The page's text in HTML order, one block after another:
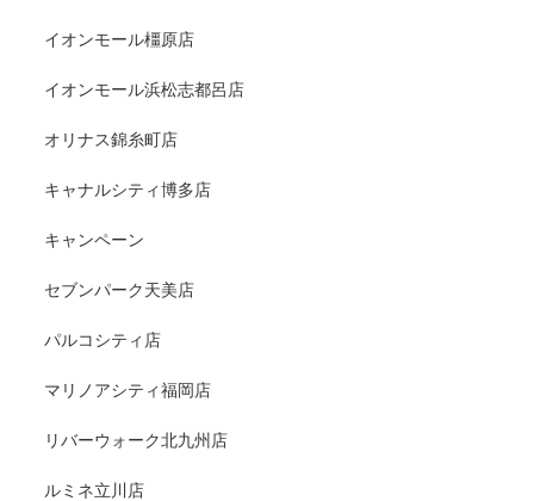
イオンモール橿原店
イオンモール浜松志都呂店
オリナス錦糸町店
キャナルシティ博多店
キャンペーン
セブンパーク天美店
パルコシティ店
マリノアシティ福岡店
リバーウォーク北九州店
ルミネ立川店